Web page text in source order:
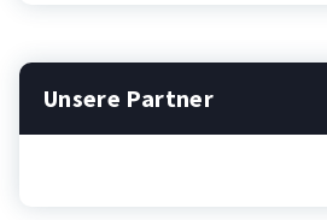
Unsere Partner